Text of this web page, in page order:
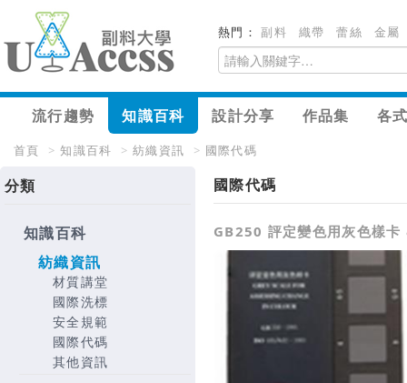
熱門：副料 織帶 蕾絲 金屬
流行趨勢 知識百科 設計分享 作品集 各
首頁 > 知識百科 > 紡織資訊 > 國際代碼
分類
知識百科
紡織資訊
材質講堂
國際洗標
安全規範
國際代碼
其他資訊
國際代碼
GB250 評定變色用灰色樣